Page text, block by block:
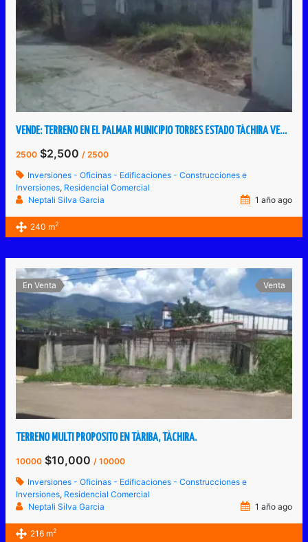
VENDE: TERRENO EN EL PALMAR MUNICIPIO TORBES ESTADO TÁCHIRA VENEZUELA.
2500 $2,500 / 2500
Inversiones - Oficinas - Edificaciones - Construcciones e
Inversiones, Residencial Comercial
Neptali Silva Garcia
1 año ago
240 m2
En Venta Venta
TERRENO MULTI PROPOSITO EN TÁRIBA, TÁCHIRA.
10000 $10,000 / 10000
Inversiones - Oficinas - Edificaciones - Construcciones e
Inversiones, Residencial Comercial
Neptali Silva Garcia
1 año ago
216 m2